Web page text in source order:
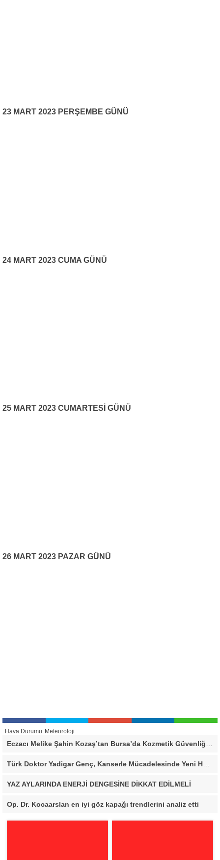
23 MART 2023 PERŞEMBE GÜNÜ
24 MART 2023 CUMA GÜNÜ
25 MART 2023 CUMARTESİ GÜNÜ
26 MART 2023 PAZAR GÜNÜ
Hava Durumu Meteoroloji
Türk Doktor Yadigar Genç, Kanserle Mücadelesinde Yeni Hedef Kanser Kök Hücreleri
YAZ AYLARINDA ENERJİ DENGESİNE DİKKAT EDİLMELİ
Op. Dr. Kocaarslan en iyi göz kapağı trendlerini analiz etti